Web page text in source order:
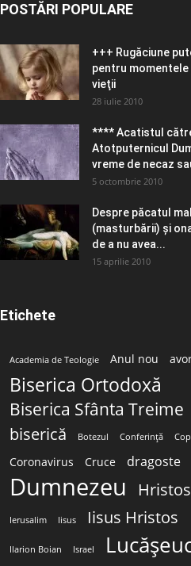
POSTĂRI POPULARE
+++ Rugăciune
pentru momentele
vieţii
28 iulie 2010
**** Acatistul
Atotputernicul
vreme de necaz
5 octombrie 2010
Despre păcatul
(masturbării) şi
de a nu avea...
15 aprilie 2010
Etichete
Academia de Teologie Anul nou
Biserica Ortodoxă
Biserica Sfânta Treime
biserică Botezul Conferință
Coronavirus
Cruce dragoste
Dumnezeu Hristos
Ierusalim Iisus Iisus Hristos
Ilarion Boian Israel